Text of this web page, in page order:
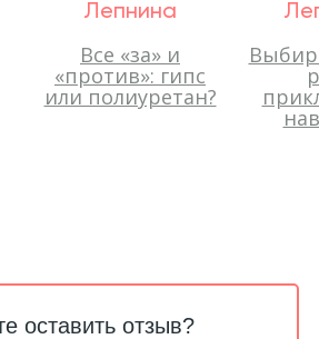
Лепнина
Все «за» и
«против»: гипс
или полиуретан?
оставить отзыв?